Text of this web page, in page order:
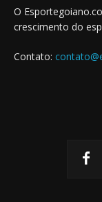
O
crescimento do
Contato: